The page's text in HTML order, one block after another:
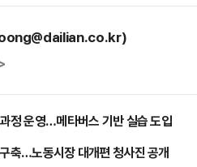
정 운영…메타버스 기반 실습 도입
축…노동시장 대개편 청사진 공개